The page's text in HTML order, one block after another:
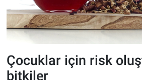
Çocuklar için risk
bitkiler